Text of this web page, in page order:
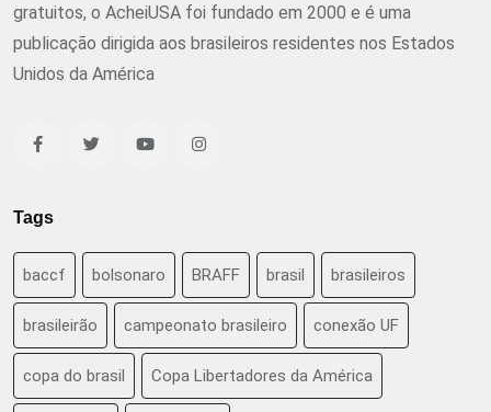
gratuitos, o AcheiUSA foi fundado em 2000 e é uma
publicação dirigida aos brasileiros residentes nos Estados
Unidos da América
Tags
baccf bolsonaro BRAFF brasil brasileiros
brasileirão campeonato brasileiro conexão UF
copa do brasil Copa Libertadores da América